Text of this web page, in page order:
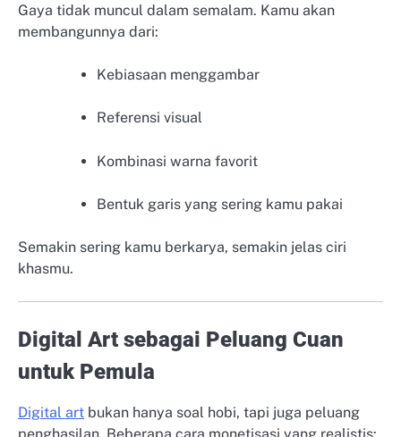
Gaya tidak muncul dalam semalam. Kamu akan
membangunnya dari:
Kebiasaan menggambar
Referensi visual
Kombinasi warna favorit
Bentuk garis yang sering kamu pakai
Semakin sering kamu berkarya, semakin jelas ciri
khasmu.
Digital Art sebagai Peluang Cuan
untuk Pemula
Digital art bukan hanya soal hobi, tapi juga peluang